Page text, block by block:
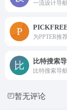
比特搜索
暂无评论